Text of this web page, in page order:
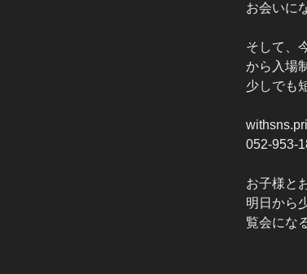
お会いに
そして、
から入場
少しでも
052-953-
お子様と
明日から
覧会にな